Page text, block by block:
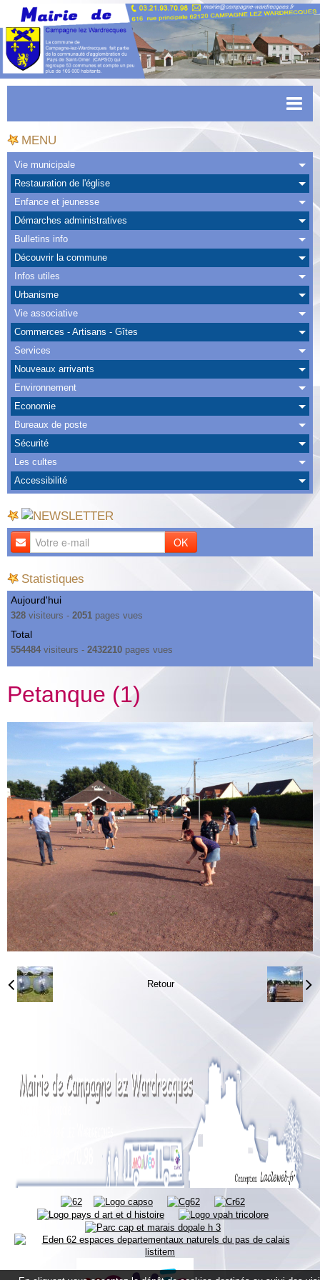
Accueil
Actualités
Facebook
CAPSO
Urbanisme
Transports
Agenda
Albums
Nous Contacter
MENU
Vie municipale
Restauration de l'église
Enfance et jeunesse
Démarches administratives
Bulletins info
Découvrir la commune
Infos utiles
Urbanisme
Vie associative
Commerces - Artisans - Gîtes
Services
Nouveaux arrivants
Environnement
Economie
Bureaux de poste
Sécurité
Les cultes
Accessibilité
OK
Statistiques
Aujourd'hui
328 visiteurs - 2051 pages vues
Total
554484 visiteurs - 2432210 pages vues
Petanque (1)
Retour